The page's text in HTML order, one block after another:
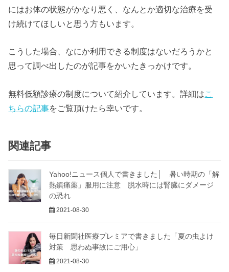
にはお体の状態がかなり悪く、なんとか適切な治療を受
け続けてほしいと思う方もいます。
こうした場合、なにか利用できる制度はないだろうかと
思って調べ出したのが記事をかいたきっかけです。
無料低額診療の制度について紹介しています。詳細はこ
ちらの記事をご覧頂けたら幸いです。
関連記事
Yahoo!ニュース個人で書きました│ 暑い時期の「解
熱鎮痛薬」服用に注意 脱水時には腎臓にダメージ
の恐れ
2021-08-30
毎日新聞社医療プレミアで書きました「夏の虫よけ
対策 思わぬ事故にご用心」
2021-08-30